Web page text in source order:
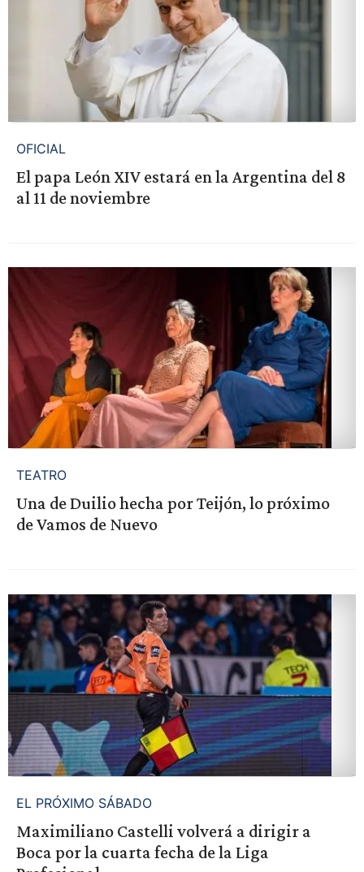
OFICIAL
El papa León XIV estará en la Argentina del 8
al 11 de noviembre
TEATRO
Una de Duilio hecha por Teijón, lo próximo
de Vamos de Nuevo
EL PRÓXIMO SÁBADO
Maximiliano Castelli volverá a dirigir a
Boca por la cuarta fecha de la Liga